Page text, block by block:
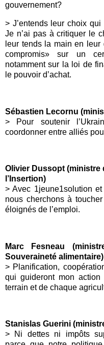
gouvernement?
> J’entends leur choix
Je n’ai pas à critiquer le
leur tends la main en
compromis» sur un
notamment sur la loi de
le pouvoir d’achat.
Sébastien Lecornu
> Pour soutenir
coordonner entre alliés
Olivier Dussopt (ministre
l’Insertion)
>Avec 1jeune1solution et
nous cherchons à
éloignés de l’emploi.
Marc Fesneau
Souveraineté alimentaire)
> Planification,
qui guideront mon
terrain et de chaque
Stanislas Guerini
> Ni dettes ni impôts